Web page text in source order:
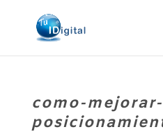
como-